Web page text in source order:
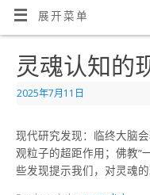
展开菜单
灵魂认知的
2025年7月11日
现代研究发现：临终大脑
观粒子的超距作用；佛教”
些发现提示我们，对灵魂